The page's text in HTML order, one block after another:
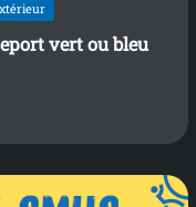
vert ou bleu